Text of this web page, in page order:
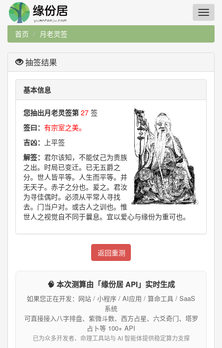
首页 月老灵签
抽签结果
基本信息
您抽出月老灵签第 27 签
签曰： 有宗室之美。
吉凶：
上平签
解签： 君尔该知，不能仗己为贵族
之出。时局已变迁。已无五爵之
分。世人皆平等。人生而平等。并
无天子。赤子之分也。爰之。君汝
为寻佳偶时。必须从平常人寻找
去。门当户对。或古人之训也。惟
世人之视觉自不同于曩息。宜以爱心与缘份为重可也。
返回重测
🧠 本次测算由「缘份居 API」实时生成
如果您正在开发：网站 / 小程序 / AI应用 / 算命工具 / SaaS
系统
可直接接入八字排盘、紫微斗数、西方占星、六爻奇门、塔罗
占卜等 100+ API
已为众多开发者、命理工具站与 AI 智能体提供稳定算力支撑